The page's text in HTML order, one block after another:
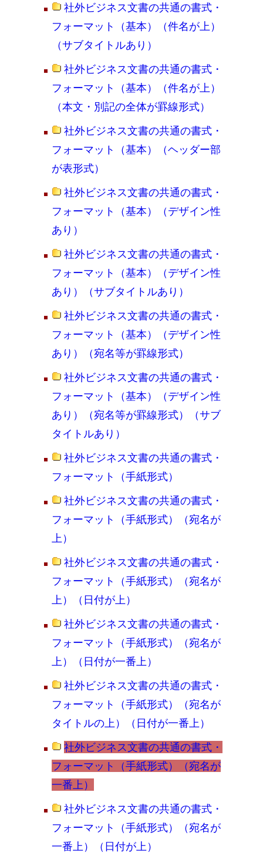
社外ビジネス文書の共通の書式・
フォーマット（基本）（件名が上）
（サブタイトルあり）
社外ビジネス文書の共通の書式・
フォーマット（基本）（件名が上）
（本文・別記の全体が罫線形式）
社外ビジネス文書の共通の書式・
フォーマット（基本）（ヘッダー部
が表形式）
社外ビジネス文書の共通の書式・
フォーマット（基本）（デザイン性
あり）
社外ビジネス文書の共通の書式・
フォーマット（基本）（デザイン性
あり）（サブタイトルあり）
社外ビジネス文書の共通の書式・
フォーマット（基本）（デザイン性
あり）（宛名等が罫線形式）
社外ビジネス文書の共通の書式・
フォーマット（基本）（デザイン性
あり）（宛名等が罫線形式）（サブ
タイトルあり）
社外ビジネス文書の共通の書式・
フォーマット（手紙形式）
社外ビジネス文書の共通の書式・
フォーマット（手紙形式）（宛名が
上）
社外ビジネス文書の共通の書式・
フォーマット（手紙形式）（宛名が
上）（日付が上）
社外ビジネス文書の共通の書式・
フォーマット（手紙形式）（宛名が
上）（日付が一番上）
社外ビジネス文書の共通の書式・
フォーマット（手紙形式）（宛名が
タイトルの上）（日付が一番上）
社外ビジネス文書の共通の書式・
フォーマット（手紙形式）（宛名が
一番上）
社外ビジネス文書の共通の書式・
フォーマット（手紙形式）（宛名が
一番上）（日付が上）